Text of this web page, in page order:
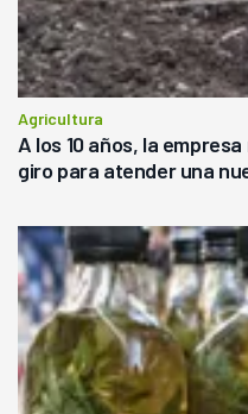
Agricultura
A los 10 años, la
giro para atender una